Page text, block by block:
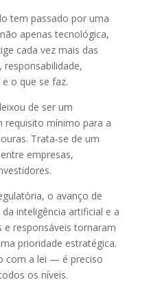
tem passado por uma
apenas tecnológica,
cada vez mais das
responsabilidade,
o que se faz.
de ser um
requisito mínimo para a
Trata-se de um
empresas,
o avanço de
inteligência artificial e a
e responsáveis tornaram
prioridade estratégica.
com a lei — é preciso
os níveis.